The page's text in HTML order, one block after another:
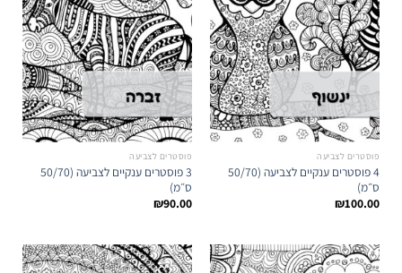
פוסטרים לצביעה
4 פוסטרים ענקיים לצביעה (50/70
ס״מ)
₪100.00
פוסטרים לצביעה
3 פוסטרים ענקיים לצביעה (50/70
ס״מ)
₪90.00